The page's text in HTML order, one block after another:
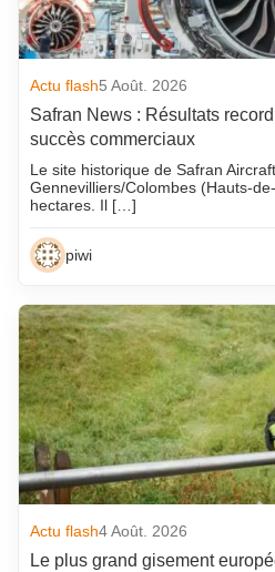
Actu flash5 Août. 2026
Safran News : Résultats
succès commerciaux
Le site historique de Safran
Gennevilliers/Colombes (Hauts-
hectares. Il […]
piwi
Actu flash4 Août. 2026
Le plus grand gisement